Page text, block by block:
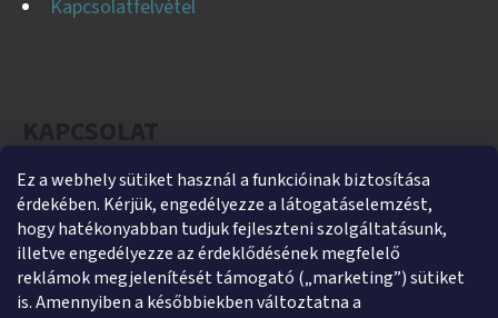
Ez a webhely sütiket használ a funkcióinak biztosítása
érdekében. Kérjük, engedélyezze a látogatáselemzést,
hogy hatékonyabban tudjuk fejleszteni szolgáltatásunk,
illetve engedélyezze az érdeklődésének megfelelő
reklámok megjelenítését támogató („marketing”) sütiket
is. Amennyiben a későbbiekben változtatna a
Kapcsolatfelvétel
helti@helti.hu
+3679450894
+36305454854
https://www.facebook.com/heltikft